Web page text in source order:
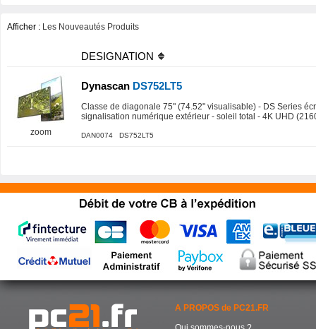
Afficher : Les Nouveautés Produits
DESIGNATION
zoom
Dynascan DS752LT5
Classe de diagonale 75" (74.52" visualisable) - DS Series
signalisation numérique extérieur - soleil total - 4K UHD
DAN0074 DS752LT5
A PROPOS de PC21.FR